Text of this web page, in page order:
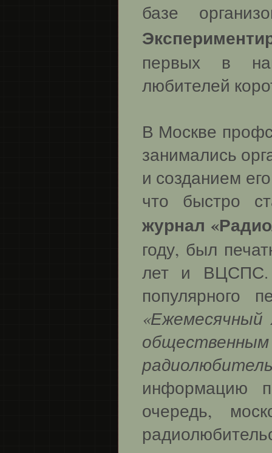
базе
первых в
любителей
В Москве
занимались
и созданием
что быстро
журнал
году, был
лет и ВЦСПС.
популярного
информацию
очередь,